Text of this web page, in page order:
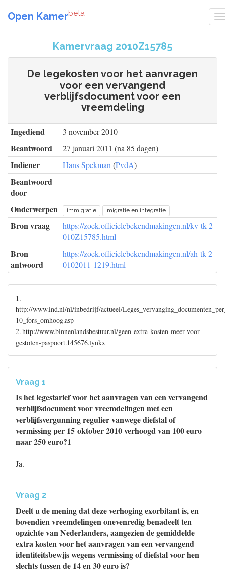
Open Kamerbeta
Kamervraag 2010Z15785
De legekosten voor het aanvragen
voor een vervangend
verblijfsdocument voor een
vreemdeling
Ingediend 3 november 2010
Beantwoord 27 januari 2011 (na 85 dagen)
Indiener Hans Spekman (PvdA)
Beantwoord
door
Onderwerpen
immigratie migratie en integratie
Bron vraag
https://zoek.officielebekendmakingen.nl/kv-tk-2
010Z15785.html
Bron
antwoord
https://zoek.officielebekendmakingen.nl/ah-tk-2
0102011-1219.html
1.
http://www.ind.nl/nl/inbedrijf/actueel/
10_fors_omhoog.asp
2. http://www.binnenlandsbestuur.nl/geen-extra-kosten-meer-voor-
gestolen-paspoort.145676.lynkx
Vraag 1
Is het legestarief voor het aanvragen van een vervangend
verblijfsdocument voor vreemdelingen met een
verblijfsvergunning regulier vanwege diefstal of
vermissing per 15 oktober 2010 verhoogd van 100 euro
naar 250 euro?1
Ja.
Vraag 2
Deelt u de mening dat deze verhoging exorbitant is, en
bovendien vreemdelingen onevenredig benadeelt ten
opzichte van Nederlanders, aangezien de gemiddelde
extra kosten voor het aanvragen van een vervangend
identiteitsbewijs wegens vermissing of diefstal voor hen
slechts tussen de 14 en 30 euro is?